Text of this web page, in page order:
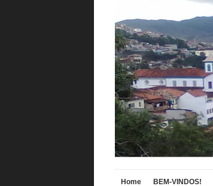
Home BEM-VINDOS!